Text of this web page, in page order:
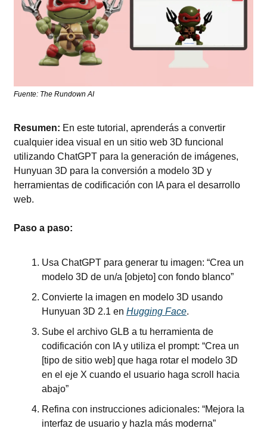
Fuente: The Rundown AI
Resumen: En este tutorial, aprenderás a convertir
cualquier idea visual en un sitio web 3D funcional
utilizando ChatGPT para la generación de imágenes,
Hunyuan 3D para la conversión a modelo 3D y
herramientas de codificación con IA para el desarrollo
web.
Paso a paso:
Usa ChatGPT para generar tu imagen: “Crea un
modelo 3D de un/a [objeto] con fondo blanco”
Convierte la imagen en modelo 3D usando
Hunyuan 3D 2.1 en Hugging Face.
Sube el archivo GLB a tu herramienta de
codificación con IA y utiliza el prompt: “Crea un
[tipo de sitio web] que haga rotar el modelo 3D
en el eje X cuando el usuario haga scroll hacia
abajo”
Refina con instrucciones adicionales: “Mejora la
interfaz de usuario y hazla más moderna”